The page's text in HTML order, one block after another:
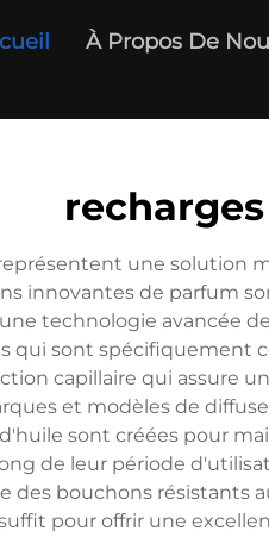
À Propos De
une solution
innovantes de parfum
technologie avancée
qui sont spécifiquement
capillaire qui assure
et modèles de
sont créées pour
de leur période
des bouchons
pour offrir une